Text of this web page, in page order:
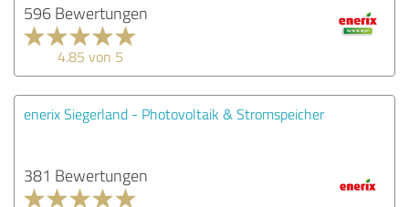
596 Bewertungen
4.85 von 5
enerix Siegerland - Photovoltaik & Stromspeicher
381 Bewertungen